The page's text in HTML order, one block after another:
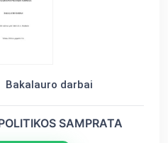
Bakalauro darbai
SAMPRATA